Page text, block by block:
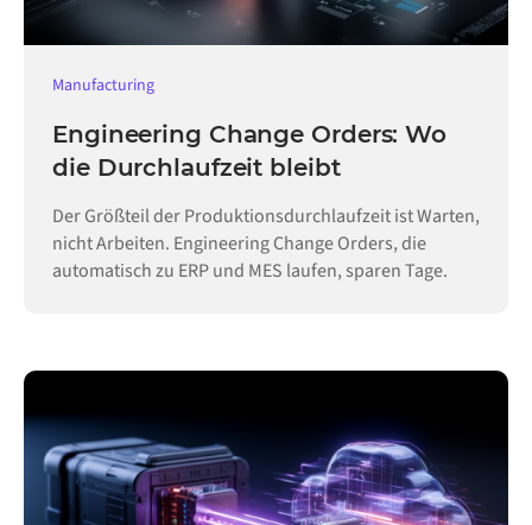
Manufacturing
Engineering Change Orders: Wo
die Durchlaufzeit bleibt
Der Größteil der Produktionsdurchlaufzeit ist Warten,
nicht Arbeiten. Engineering Change Orders, die
automatisch zu ERP und MES laufen, sparen Tage.